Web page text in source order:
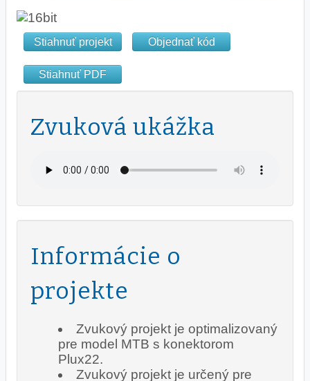
Stiahnuť projekt Objednať kód
Stiahnuť PDF
Zvuková ukážka
Informácie o
projekte
Zvukový projekt je optimalizovaný
pre model MTB s konektorom
Plux22.
Zvukový projekt je určený pre